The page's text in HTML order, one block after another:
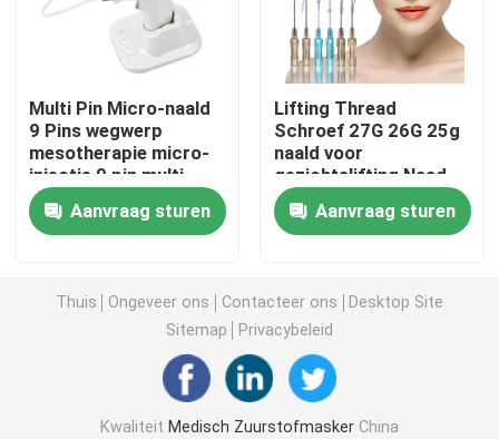
Anesthesiecatheter
Beschikbare Steriele Spuit
De Reeks van de infusietransfusie
Chirurgisch het Kleden zich Verband
Gauze Cotton Swab
Multi Pin Micro-naald
9 Pins wegwerp
mesotherapie micro-
injectie 9 pin multi-
naald
Aanvraag sturen
Lifting Thread
Schroef 27G 26G 25g
naald voor
gezichtslifting Naad
Materiaal PDO draad
Aanvraag sturen
Thuis Ongeveer ons Contacteer ons
Desktop Site
Sitemap
Privacybeleid
Kwaliteit Medisch ZuurstofmaskerChina